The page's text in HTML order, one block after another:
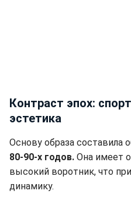
Контраст эпох:
эстетика
Основу образа составила
80-90-х годов. Она имеет
высокий воротник, что
динамику.